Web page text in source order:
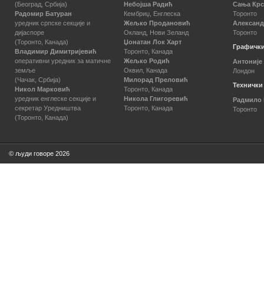
(Београд, Србија)
Радомир Батуран
уредник српске секције и
дијаспоре
(Торонто, Канада)
Владимир Димитријевић
оперативни уредник за матичне
земље
(Чачак, Србија)
Никол Марковић
уредник енглеске секције и
секретар Уредништва
(Торонто, Канада)
Небојша Радић
Кембриџ, Енглеска
Жељко Продановић
Окланд, Нови Зеланд
Џонатан Лок Харт
Торонто, Канада
Жељко Родић
Оквил, Канада
Милорад Преловић
Торонто, Канада
Никола Глигоревић
Торонто, Канада
Сања
Торонто
Торонто
Лондон
Торонто
© људи говоре 2026